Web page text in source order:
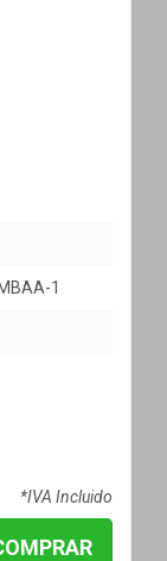
1
*IVA Incluido